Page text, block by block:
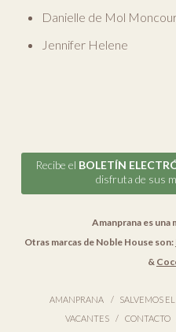
Danielle de Mol
Jennifer Helene
Recibe el BOLETÍN
disfruta de sus
Amanprana es una
Otras marcas de Noble House son:
&
AMANPRANA SALVEMOS
VACANTES
CONTACTO